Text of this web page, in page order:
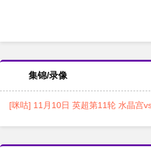
集锦/录像
[咪咕] 11月10日 英超第11轮 水晶宫